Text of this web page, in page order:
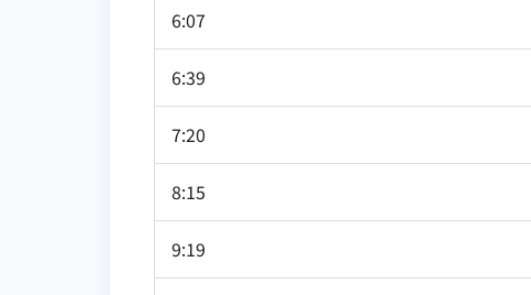
6:07
6:39
7:20
8:15
9:19